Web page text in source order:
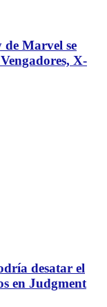
Marvel se
X-
desatar el
en Judgment